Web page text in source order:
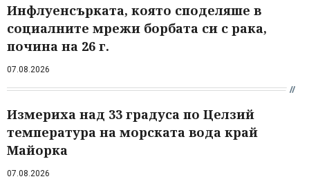
Инфлуенсърката, която споделяше в
социалните мрежи борбата си с рака,
почина на 26 г.
07.08.2026
Измериха над 33 градуса по Целзий
температура на морската вода край
Майорка
07.08.2026